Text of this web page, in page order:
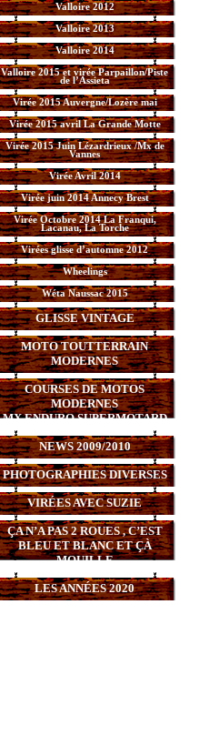
Valloire 2012
Valloire 2013
Valloire 2014
Valloire 2015 et virée Parpaillon/Piste
de l’Assieta
Virée 2015 Auvergne/Lozère mai
Virée 2015 avril La Grande Motte
Virée 2015 Juin Lézardrieux /Mx de
Vannes
Virée Avril 2014
Virée juin 2014 Annecy Brest
Virée Octobre 2014 La Franqui,
Lacanau, La Torche
Virées glisse d’automne 2012
Wheelings
Wéta Naussac 2015
GLISSE VINTAGE
MOTO TOUTTERRAIN
MODERNES
COURSES DE MOTOS
MODERNES
MX,ENDURO,SUPERMOTARD
NEWS 2009/2010
PHOTOGRAPHIES DIVERSES
VIRÉES AVEC SUZIE
ÇA N’A PAS 2 ROUES , C’EST
BLEU ET BLANC ET ÇÀ
MOUILLE
LES ANNÉES 2020